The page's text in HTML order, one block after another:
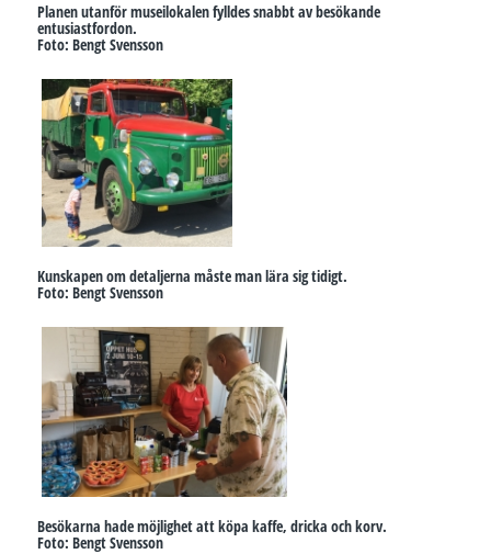
Planen utanför museilokalen fylldes snabbt av besökande
entusiastfordon.
Foto: Bengt Svensson
Kunskapen om detaljerna måste man lära sig tidigt.
Foto: Bengt Svensson
Besökarna hade möjlighet att köpa kaffe, dricka och korv.
Foto: Bengt Svensson